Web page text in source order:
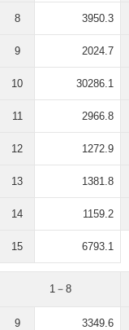
8 3950.3
9 2024.7
10 30286.1
11 2966.8
12 1272.9
13 1381.8
14 1159.2
15 6793.1
1－8
9 3349.6